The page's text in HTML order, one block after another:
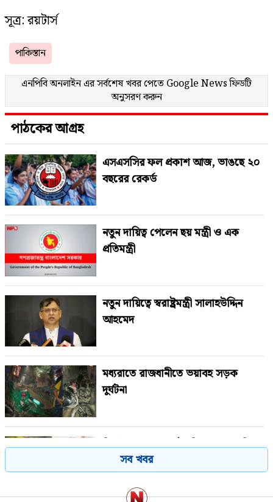
সূত্র: রয়টার্স
পাকিস্তান
এনপিবি অনলাইন এর সর্বশেষ খবর পেতে Google Newsফিডটি
অনুসরণ করুন
পাঠকের আগ্রহ
এসএসসির ফল প্রকাশ আজ, ভাঙছে ২০
বছরের রেকর্ড
নতুন দায়িত্ব পেলেন ছয় মন্ত্রী ও এক
প্রতিমন্ত্রী
নতুন দায়িত্বে স্বরাষ্ট্রমন্ত্রী সালাহউদ্দিন
আহমেদ
মধ্যরাতে রাজধানীতে ভয়াবহ সড়ক
দুর্ঘটনা
মির্জা ফখরুলের রাষ্ট্রপতি মনোনয়ন নিয়ে
শামীমের ‘অ্যাসিড টেস্ট’ বার্তা
সব খবর